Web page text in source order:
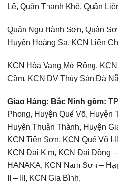
Lệ, Quận Thanh Khê, Quận
Quận Ngũ Hành Sơn, Quận
Huyện Hoàng Sa, KCN Liên
KCN Hòa Vang Mở Rộng,
Cầm, KCN DV Thủy Sản Đà
Giao Hàng: Bắc Ninh gồm:
Phong, Huyện Quế Võ, Huyện
Huyện Thuận Thành, Huyện
KCN Tiên Sơn, KCN Quế Võ I-
KCN Đại Kim, KCN Đại Đồng
HANAKA, KCN Nam Sơn –
II – III, KCN Gia Bình,